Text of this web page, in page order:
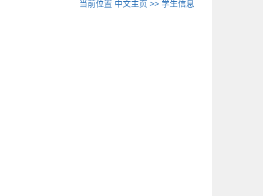
当前位置 中文主页 >>学生信息